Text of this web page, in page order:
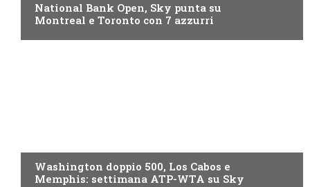
National Bank Open, Sky punta su
Montreal e Toronto con 7 azzurri
Washington doppio 500, Los Cabos e
Memphis: settimana ATP-WTA su Sky